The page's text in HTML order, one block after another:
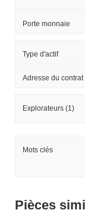
Porte monnaie
Type d'actif
Adresse du contrat
Explorateurs (1)
Mots clés
Pièces